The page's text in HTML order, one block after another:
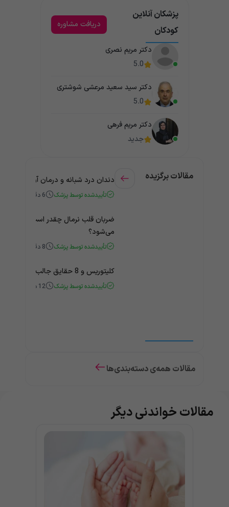
پزشکان آنلاین
کودکان
دریافت مشاوره
دکتر مریم نصری
5.0
دکتر سید سعید مرعشی شوشتری
5.0
دکتر مریم فرهی
جدید
مقالات برگزیده دندان درد شبانه و درمان آن +
تأییدشده توسط پزشک 6 دقیقه
ضربان قلب نرمال چقدر است؟ چه
می‌شود؟
تأییدشده توسط پزشک 8 دقیقه
کلیتوریس و 8 حقایق جالب و باورنکردنی درباره آن
تأییدشده توسط پزشک 12 دقیقه
مقالات همه‌ی دسته‌بندی‌ها
مقالات خواندنی دیگر